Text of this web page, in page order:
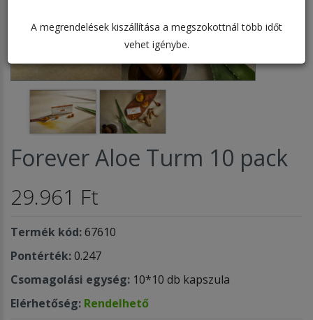
A megrendelések kiszállítása a megszokottnál több időt
vehet igénybe.
Forever Aloe Turm 10 pack
29.961 Ft
Termék kód:67610
Pontérték:0.247
Csomagolási egység: 10*10 db kapszula
Elérhetőség: Rendelhető